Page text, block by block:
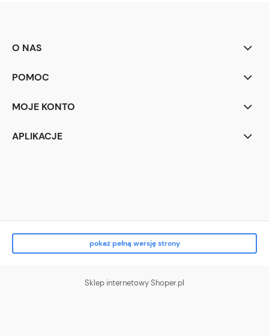
O NAS
POMOC
MOJE KONTO
APLIKACJE
pokaż pełną wersję strony
Sklep internetowy Shoper.pl